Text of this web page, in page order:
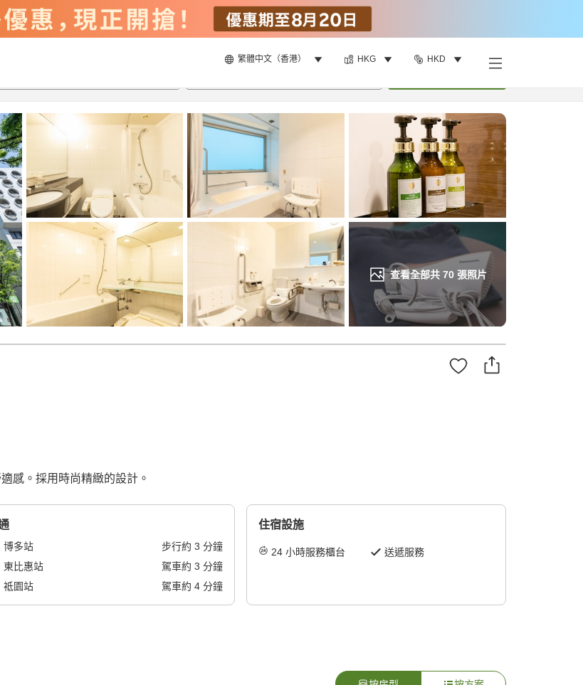
繁體中文（香港） HKG HKD
查看全部共 70張照片
感。採用時尚精緻的設計。
博多站 步行約 3 分鐘
東比惠站
駕車約 3 分鐘
祗園站
駕車約 4分鐘
住宿設施
24 小時服務櫃台 送遞服務